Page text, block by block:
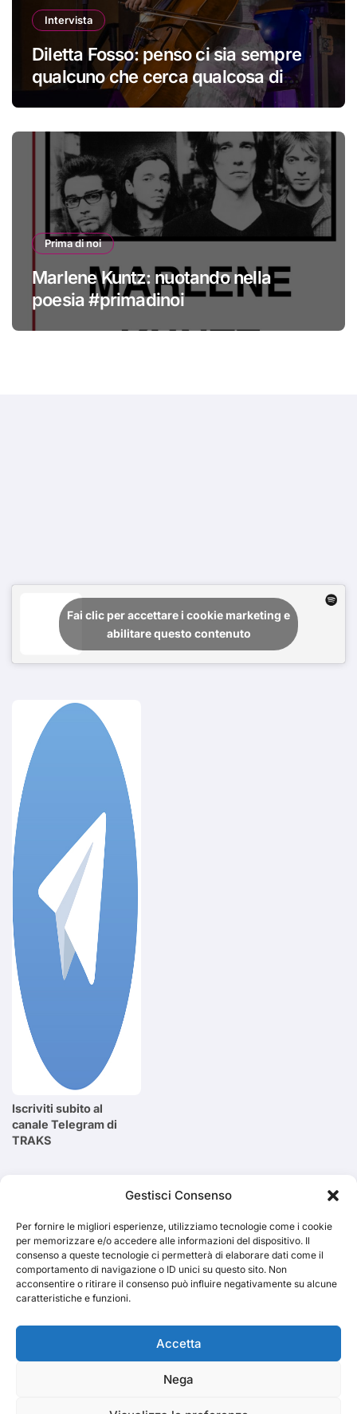
Gestisci Consenso
Per fornire le migliori esperienze, utilizziamo tecnologie come i cookie
per memorizzare e/o accedere alle informazioni del dispositivo. Il
consenso a queste tecnologie ci permetterà di elaborare dati come il
comportamento di navigazione o ID unici su questo sito. Non
acconsentire o ritirare il consenso può influire negativamente su alcune
caratteristiche e funzioni.
Accetta
Nega
Intervista
Diletta Fosso: penso ci sia sempre
qualcuno che cerca qualcosa di
Prima di noi
Marlene Kuntz: nuotando nella
poesia #primadinoi
Fai clic per accettare i cookie marketing e
abilitare questo contenuto
Iscriviti subito al
canale Telegram di
TRAKS
Cerca
TRAKS
Dal 2014 musica indipendente ed emergente